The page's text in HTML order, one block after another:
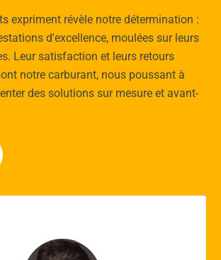
expriment révèle notre détermination :
d'excellence, moulées sur leurs
Leur satisfaction et leurs retours
notre carburant, nous poussant à
des solutions sur mesure et avant-